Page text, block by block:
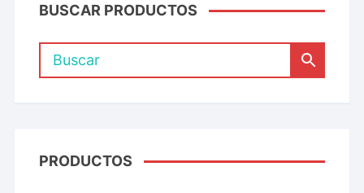
BUSCAR PRODUCTOS
PRODUCTOS